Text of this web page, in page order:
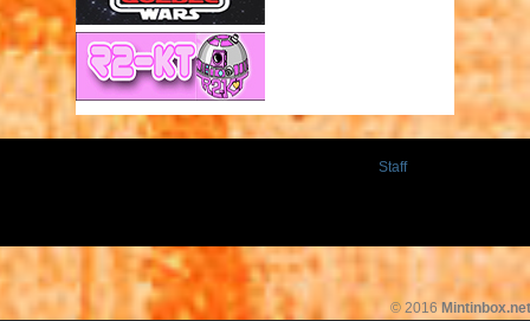
Staff
© 2016 Mintinbox.net